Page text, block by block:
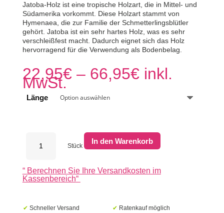
Jatoba-Holz ist eine tropische Holzart, die in Mittel- und
Südamerika vorkommt. Diese Holzart stammt von
Hymenaea, die zur Familie der Schmetterlingsblütler
gehört. Jatoba ist ein sehr hartes Holz, was es sehr
verschleißfest macht. Dadurch eignet sich das Holz
hervorragend für die Verwendung als Bodenbelag.
22,95€ – 66,95€22,95€
66,95€
inkl.
MwSt.
Länge
Jatoba
x
14.5
Stück
In den Warenkorb
“ Berechnen Sie Ihre Versandkosten im
Kassenbereich“
✔ Schneller Versand ✔ Ratenkauf möglich